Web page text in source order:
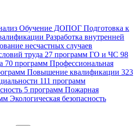
Обучение ДОПОГ Подготовка к
Разработка внутренней
несчастных случаев
труда 27 программ ГО и ЧС 98
70 программ Профессиональная
Повышение квалификации 323
111 программ
5 программ Пожарная
Экологическая безопасность